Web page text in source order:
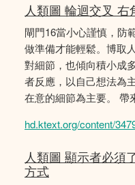
人類圖 輪迴交叉 右
閘門16當小心謹慎，防
做準備才能輕鬆。博取
對細節，也傾向積小成
者反應，以自己想法為
在意的細節為主要。 帶
hd.ktext.org/content/
人類圖 顯示者必須
方式